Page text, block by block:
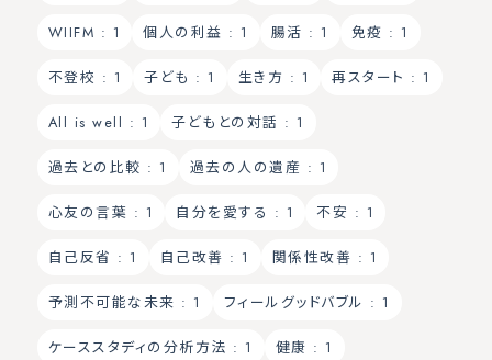
WIIFM : 1 個人の利益 : 1 腸活 : 1 免疫 : 1
不登校 : 1 子ども : 1 生き方 : 1 再スタート : 1
All is well : 1 子どもとの対話 : 1
過去との比較 : 1 過去の人の遺産 : 1
心友の言葉 : 1 自分を愛する : 1 不安 : 1
自己反省 : 1 自己改善 : 1 関係性改善 : 1
予測不可能な未来 : 1 フィールグッドバブル : 1
ケーススタディの分析方法 : 1 健康 : 1